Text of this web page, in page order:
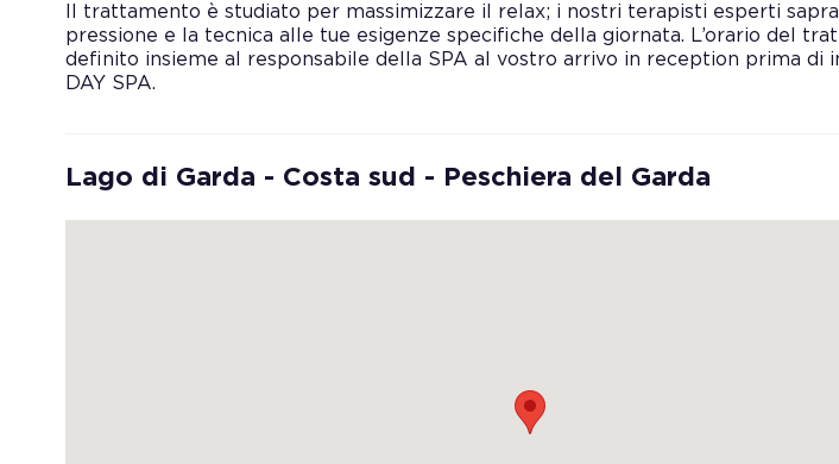
Il trattamento è studiato per massimizzare il relax; i nostri terapisti esperti
pressione e la tecnica alle tue esigenze specifiche della giornata. L’orario del
definito insieme al responsabile della SPA al vostro arrivo in reception prima di
DAY SPA.
Lago di Garda - Costa sud - Peschiera del Garda